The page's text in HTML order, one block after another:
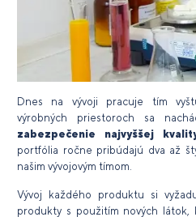
Dnes na vývoji pracuje tím
výrobných priestoroch sa
zabezpečenie najvyššej
portfólia ročne pribúdajú dva až
našim vývojovým tímom.
Vývoj každého produktu si
produkty s použitím nových